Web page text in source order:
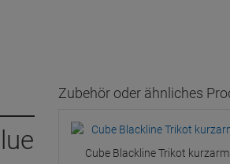
Zubehör oder ähnliches
Cube Blackline Trikot kurzarm